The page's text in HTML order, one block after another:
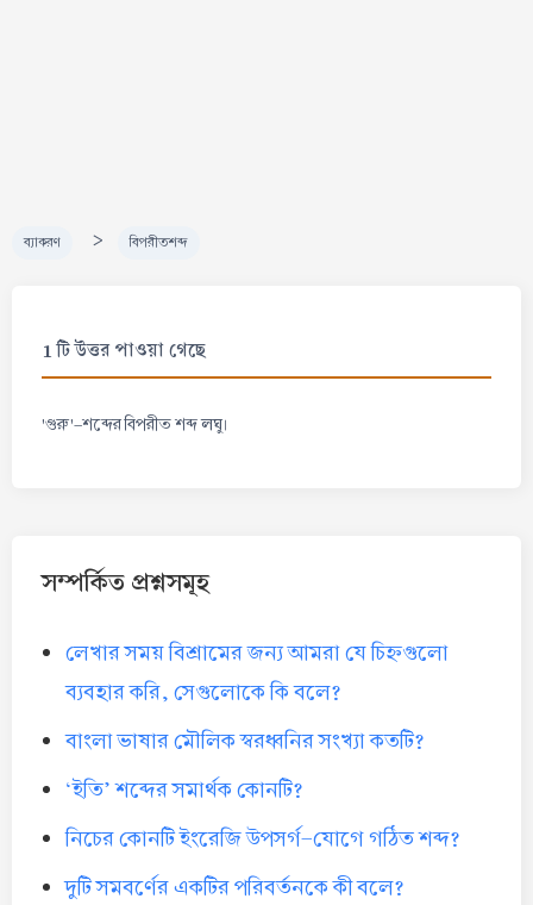
ব্যাকরণ > বিপরীতশব্দ
1 টি উত্তর পাওয়া গেছে
'গুরু'-শব্দের বিপরীত শব্দলঘু।
সম্পর্কিত প্রশ্নসমূহ
লেখার সময় বিশ্রামের জন্য আমরা যে চিহ্নগুলো
ব্যবহার করি, সেগুলোকে কি বলে?
বাংলা ভাষার মৌলিক স্বরধ্বনির সংখ্যা কতটি?
‘ইতি’ শব্দের সমার্থক কোনটি?
নিচের কোনটি ইংরেজি উপসর্গ-যোগে গঠিত শব্দ?
দুটি সমবর্ণের একটির পরিবর্তনকে কী বলে?